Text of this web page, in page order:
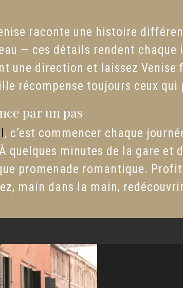
raconte une histoire
— ces détails rendent
une direction et laissez Venise
récompense toujours ceux
par un pas
, c’est commencer chaque
quelques minutes de la gare et
promenade romantique.
main dans la main,